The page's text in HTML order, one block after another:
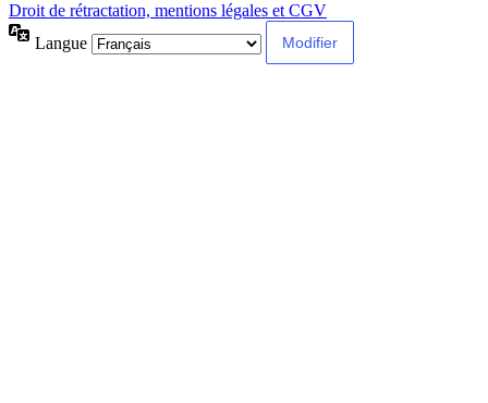
Droit de rétractation, mentions légales et CGV
Langue